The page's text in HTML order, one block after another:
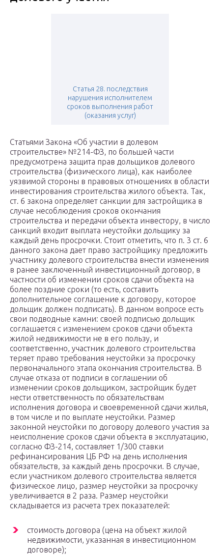
Статья 28. последствия
нарушения исполнителем
сроков выполнения работ
(оказания услуг)
Статьями Закона «Об участии в долевом
строительстве» №214-ФЗ, по большей части
предусмотрена защита прав дольщиков долевого
строительства (физического лица), как наиболее
уязвимой стороны в правовых отношениях в области
инвестирования строительства жилого объекта. Так,
ст. 6 закона определяет санкции для застройщика в
случае несоблюдения сроков окончания
строительства и передачи объекта инвестору, в число
санкций входит выплата неустойки дольщику за
каждый день просрочки. Стоит отметить, что п. 3 ст. 6
данного закона дает право застройщику предложить
участнику долевого строительства внести изменения
в ранее заключенный инвестиционный договор, в
частности об изменении сроков сдачи объекта на
более поздние сроки (то есть, составить
дополнительное соглашение к договору, которое
дольщик должен подписать). В данном вопросе есть
свои подводные камни: своей подписью дольщик
соглашается с изменением сроков сдачи объекта
жилой недвижимости не в его пользу, и
соответственно, участник долевого строительства
теряет право требования неустойки за просрочку
первоначального этапа окончания строительства. В
случае отказа от подписи в соглашении об
изменении сроков дольщиком, застройщик будет
нести ответственность по обязательствам
исполнения договора и своевременной сдачи жилья,
в том числе и по выплате неустойки. Размер
законной неустойки по договору долевого участия за
неисполнение сроков сдачи объекта в эксплуатацию,
согласно ФЗ-214, составляет 1/300 ставки
рефинансирования ЦБ РФ на день исполнения
обязательств, за каждый день просрочки. В случае,
если участником долевого строительства является
физическое лицо, размер неустойки за просрочку
увеличивается в 2 раза. Размер неустойки
складывается из расчета трех показателей:
стоимость договора (цена на объект жилой
недвижимости, указанная в инвестиционном
договоре);